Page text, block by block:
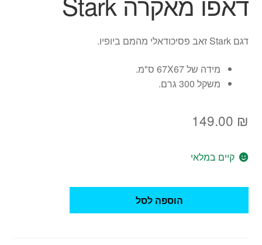
דגם Stark זאב פסיכודאלי מהמם ביופיו.
מידה של 67X67 ס"מ.
משקל 300 גרם.
149.00 ₪
קיים במלאי
הוספה לסל